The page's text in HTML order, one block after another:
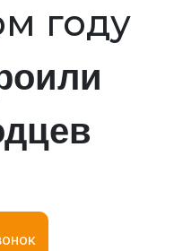
году